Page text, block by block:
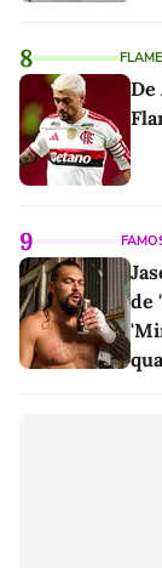
8
De
9
de